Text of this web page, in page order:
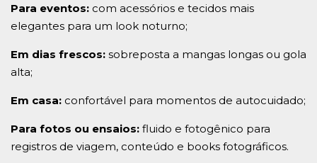
Para eventos: com acessórios e tecidos mais
elegantes para um look noturno;
Em dias frescos: sobreposta a mangas longas ou gola
alta;
Em casa: confortável para momentos de autocuidado;
Para fotos ou ensaios: fluido e fotogênico para
registros de viagem, conteúdo e books fotográficos.